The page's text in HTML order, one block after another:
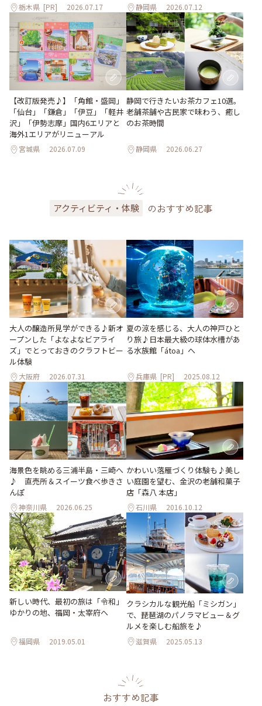
栃木県 [PR] 2026.07.17 静岡県 2026.07.12
【改訂版発売♪】「角館・盛岡」
「仙台」「鎌倉」「伊豆」「軽井
沢」「伊勢志摩」国内6エリアと
海外1エリアがリニューアル
宮城県 2026.07.09
静岡で行きたいお茶カフェ10選。
老舗茶舗や古民家で味わう、癒し
のお茶時間
静岡県 2026.06.27
アクティビティ・体験 のおすすめ記事
大人の醸造所見学ができる♪新オ
ープンした「よなよなビアライ
ズ」でとっておきのクラフトビー
ル体験
大阪府 2026.07.31
夏の涼を感じる、大人の神戸ひと
り旅♪日本最大級の球体水槽があ
る水族館「átoa」へ
兵庫県 [PR] 2025.08.12
海景色を眺める三浦半島・三崎へ
♪ 直売所＆スイーツ食べ歩きさ
んぽ
神奈川県 2026.06.25
かわいい落雁づくり体験も♪美し
い庭園を望む、金沢の老舗和菓子
店「森八 本店」
石川県 2016.10.12
新しい時代、最初の旅は「令和」
ゆかりの地、福岡・太宰府へ
福岡県 2019.05.01
クラシカルな観光船「ミシガン」
で、琵琶湖のパノラマビュー＆グ
ルメを楽しむ船旅を♪
滋賀県 2025.05.13
おすすめ記事